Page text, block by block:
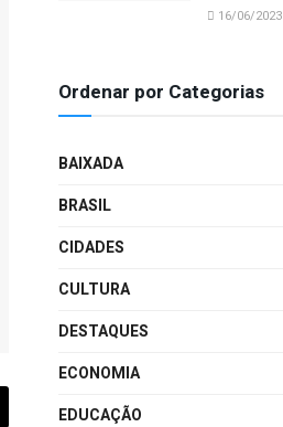
16/06/2023
Ordenar por Categorias
BAIXADA
BRASIL
CIDADES
CULTURA
DESTAQUES
ECONOMIA
EDUCAÇÃO